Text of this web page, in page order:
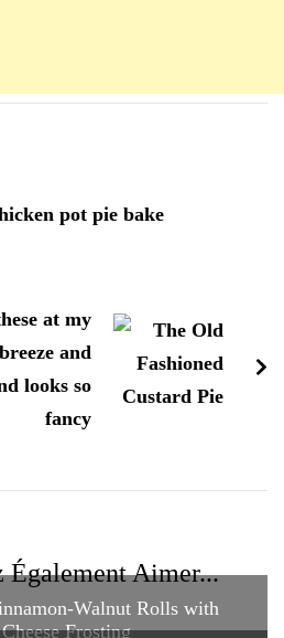
pot pie bake
at my
and
looks so
fancy
Également Aimer...
Walnut Rolls with
Frosting